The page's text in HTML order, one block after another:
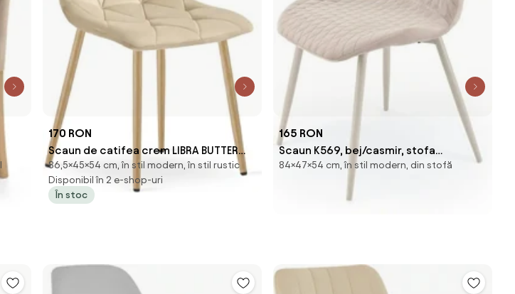
170 RON
Scaun de catifea crem LIBRA BUTTER
CREAM
86,5×45×54 cm, în stil modern, în stil rustic
Disponibil în 2 e-shop-uri
În stoc
165 RON
Scaun K569, bej/casmir, stofa
catifelata/metal, 47x54x84 cm
84×47×54 cm, în stil modern, din stofă